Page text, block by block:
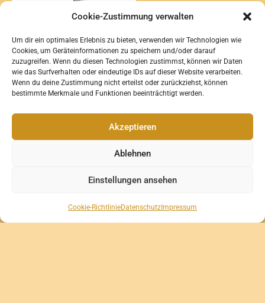
Cookie-Zustimmung verwalten
Um dir ein optimales Erlebnis zu bieten, verwenden wir Technologien wie
Cookies, um Geräteinformationen zu speichern und/oder darauf
zuzugreifen. Wenn du diesen Technologien zustimmst, können wir Daten
wie das Surfverhalten oder eindeutige IDs auf dieser Website verarbeiten.
Wenn du deine Zustimmung nicht erteilst oder zurückziehst, können
bestimmte Merkmale und Funktionen beeinträchtigt werden.
Akzeptieren
Ablehnen
Einstellungen ansehen
Cookie-RichtlinieDatenschutz Impressum